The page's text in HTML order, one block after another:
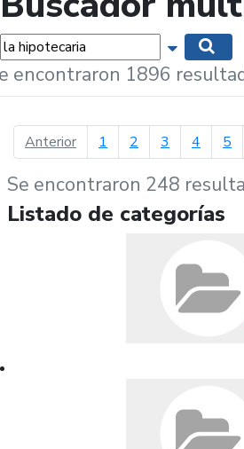
Mostrar
encontraron 1896
Anteriorpágina anterior
1 2 3 4 5
Se encontraron 248
Listado de categorías